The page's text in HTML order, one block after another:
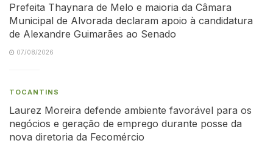
Prefeita Thaynara de Melo e maioria da Câmara
Municipal de Alvorada declaram apoio à candidatura
de Alexandre Guimarães ao Senado
07/08/2026
TOCANTINS
Laurez Moreira defende ambiente favorável para os
negócios e geração de emprego durante posse da
nova diretoria da Fecomércio